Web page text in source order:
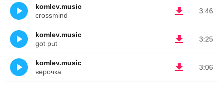
3:46
komlev.music
crossmind
3:25
komlev.music
got put
3:06
komlev.music
верочка